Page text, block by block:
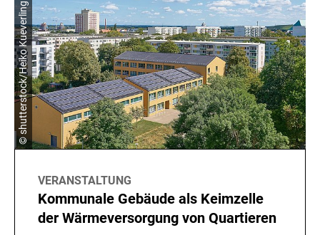
© shutterstock/Heiko Kueverling
VERANSTALTUNG
Kommunale Gebäude als Keimzelle
der Wärmeversorgung von Quartieren